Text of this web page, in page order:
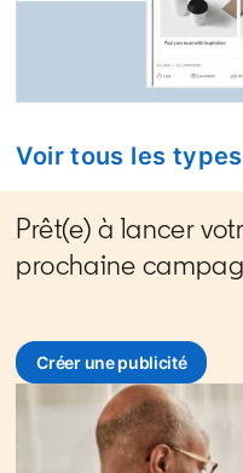
Voir tous les
Prêt(e) à lancer
prochaine
Créer une publicité
opens in a new